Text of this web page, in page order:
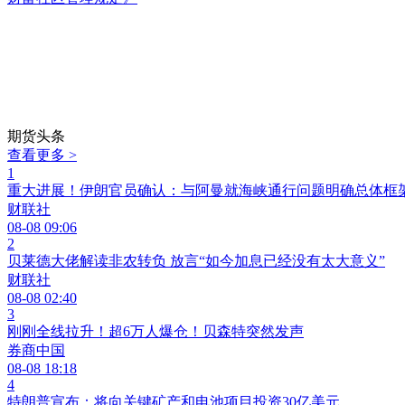
期货头条
查看更多 >
1
重大进展！伊朗官员确认：与阿曼就海峡通行问题明确总体框
财联社
08-08 09:06
2
贝莱德大佬解读非农转负 放言“如今加息已经没有太大意义”
财联社
08-08 02:40
3
刚刚全线拉升！超6万人爆仓！贝森特突然发声
券商中国
08-08 18:18
4
特朗普宣布：将向关键矿产和电池项目投资30亿美元